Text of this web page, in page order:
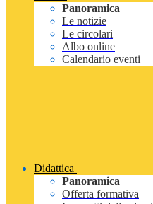
Panoramica
Le notizie
Le circolari
Albo online
Calendario eventi
Didattica
Panoramica
Offerta formativa